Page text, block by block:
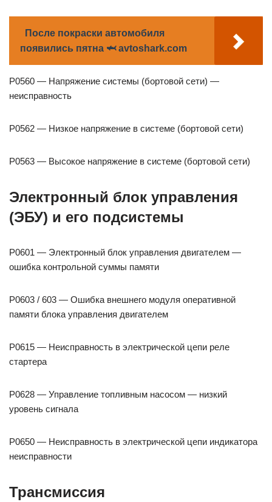
После покраски автомобиля
появились пятна 🦈 avtoshark.com
P0560 — Напряжение системы (бортовой сети) —
неисправность
P0562 — Низкое напряжение в системе (бортовой сети)
P0563 — Высокое напряжение в системе (бортовой сети)
Электронный блок управления
(ЭБУ) и его подсистемы
P0601 — Электронный блок управления двигателем —
ошибка контрольной суммы памяти
P0603 / 603 — Ошибка внешнего модуля оперативной
памяти блока управления двигателем
P0615 — Неисправность в электрической цепи реле
стартера
P0628 — Управление топливным насосом — низкий
уровень сигнала
P0650 — Неисправность в электрической цепи индикатора
неисправности
Трансмиссия